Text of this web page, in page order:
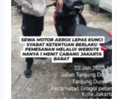
Cabang Jakarta Barat